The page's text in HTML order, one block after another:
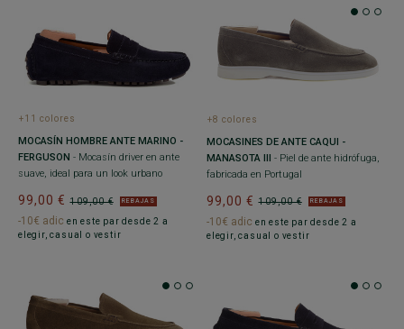
+11 colores
MOCASÍN HOMBRE ANTE MARINO -
FERGUSON - Mocasín driver en ante
suave, ideal para un look urbano
109,00 €
99,00 € REBAJAS
-10€ adic en este par desde 2 a
elegir, casual o vestir
+8 colores
MOCASINES DE ANTE CAQUI -
MANASOTA III - Piel de ante hidrófuga,
fabricada en Portugal
109,00 €
99,00 € REBAJAS
-10€ adic en este par desde 2 a
elegir, casual o vestir